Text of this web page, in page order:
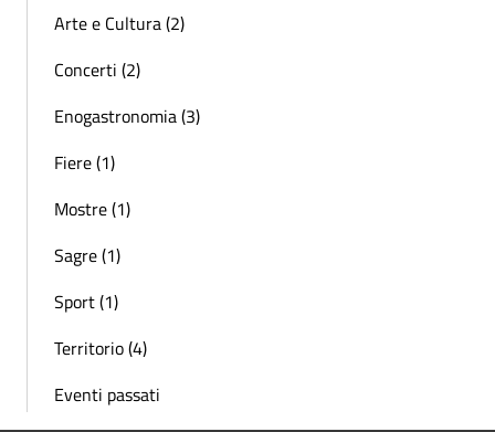
Arte e Cultura (2)
Concerti (2)
Enogastronomia (3)
Fiere (1)
Mostre (1)
Sagre (1)
Sport (1)
Territorio (4)
Eventi passati